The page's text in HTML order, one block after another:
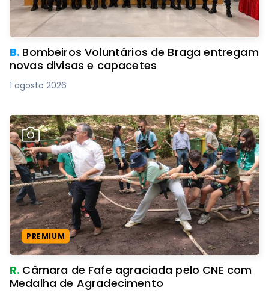
B. Bombeiros Voluntários de Braga entregam
novas divisas e capacetes
1 agosto 2026
PREMIUM
R. Câmara de Fafe agraciada pelo CNE com
Medalha de Agradecimento